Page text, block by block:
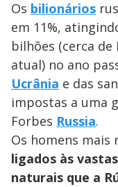
Os bilionários
em 11%,
bilhões (cerca
atual) no ano
Ucrânia e das
impostas a uma
Forbes Russia.
Os homens mais
ligados às
naturais que a